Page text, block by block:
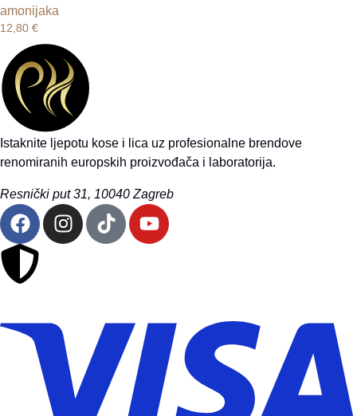
amonijaka
12,80 €
Istaknite ljepotu kose i lica uz profesionalne brendove
renomiranih europskih proizvođača i laboratorija.
Resnički put 31, 10040 Zagreb